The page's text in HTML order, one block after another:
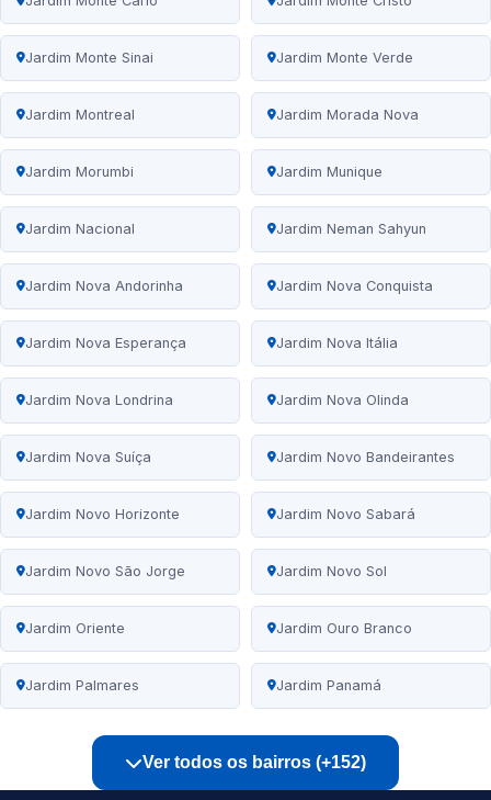
Jardim Monte Sinai Jardim Monte Verde
Jardim Montreal Jardim Morada Nova
Jardim Morumbi Jardim Munique
Jardim Nacional Jardim Neman Sahyun
Jardim Nova Andorinha Jardim Nova Conquista
Jardim Nova Esperança Jardim Nova Itália
Jardim Nova Londrina Jardim Nova Olinda
Jardim Nova Suíça Jardim Novo Bandeirantes
Jardim Novo Horizonte Jardim Novo Sabará
Jardim Novo São Jorge Jardim Novo Sol
Jardim Oriente Jardim Ouro Branco
Jardim Palmares Jardim Panamá
Ver todos os bairros (+152)